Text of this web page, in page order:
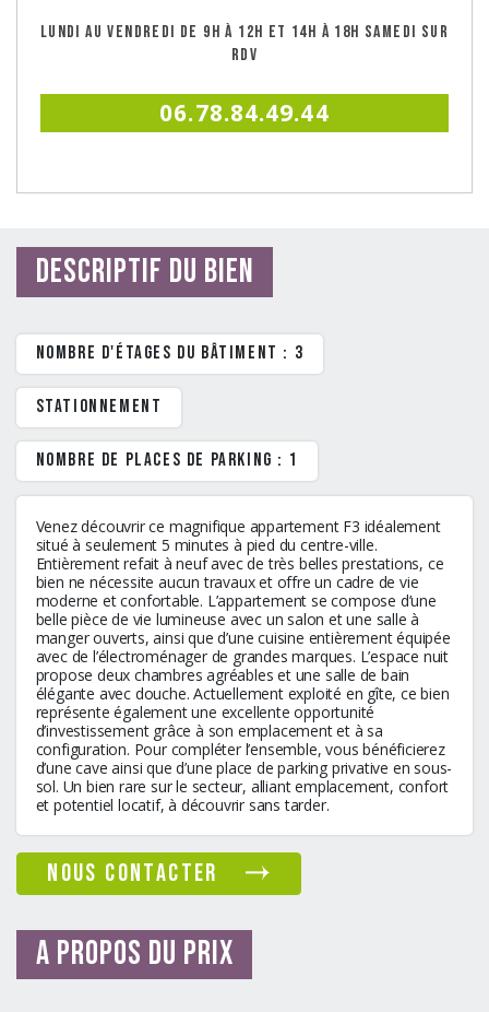
LUNDI AU VENDREDI DE 9H À 12H ET 14H À 18H SAMEDI SUR
RDV
06.78.84.49.44
Descriptif du bien
Nombre d'étages du bâtiment : 3
stationnement
Nombre de places de parking : 1
Venez découvrir ce magnifique appartement F3 idéalement
situé à seulement 5 minutes à pied du centre-ville.
Entièrement refait à neuf avec de très belles prestations, ce
bien ne nécessite aucun travaux et offre un cadre de vie
moderne et confortable. L’appartement se compose d’une
belle pièce de vie lumineuse avec un salon et une salle à
manger ouverts, ainsi que d’une cuisine entièrement équipée
avec de l’électroménager de grandes marques. L’espace nuit
propose deux chambres agréables et une salle de bain
élégante avec douche. Actuellement exploité en gîte, ce bien
représente également une excellente opportunité
d’investissement grâce à son emplacement et à sa
configuration. Pour compléter l’ensemble, vous bénéficierez
d’une cave ainsi que d’une place de parking privative en sous-
sol. Un bien rare sur le secteur, alliant emplacement, confort
et potentiel locatif, à découvrir sans tarder.
nous contacter
A propos du prix